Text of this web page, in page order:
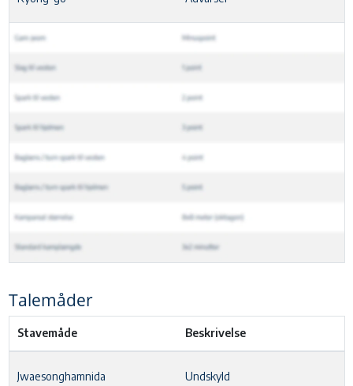
Talemåder
Stavemåde Beskrivelse
Jwaesonghamnida Undskyld